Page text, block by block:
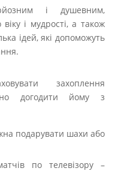
і душевним,
і мудрості, а також
ідей, які допоможуть
захоплення
догодити йому з
подарувати шахи або
по телевізору –